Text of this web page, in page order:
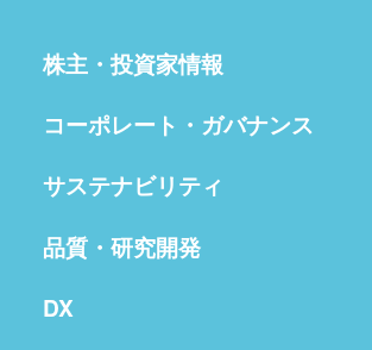
株主・投資家情報
コーポレート・ガバナンス
サステナビリティ
品質・研究開発
DX